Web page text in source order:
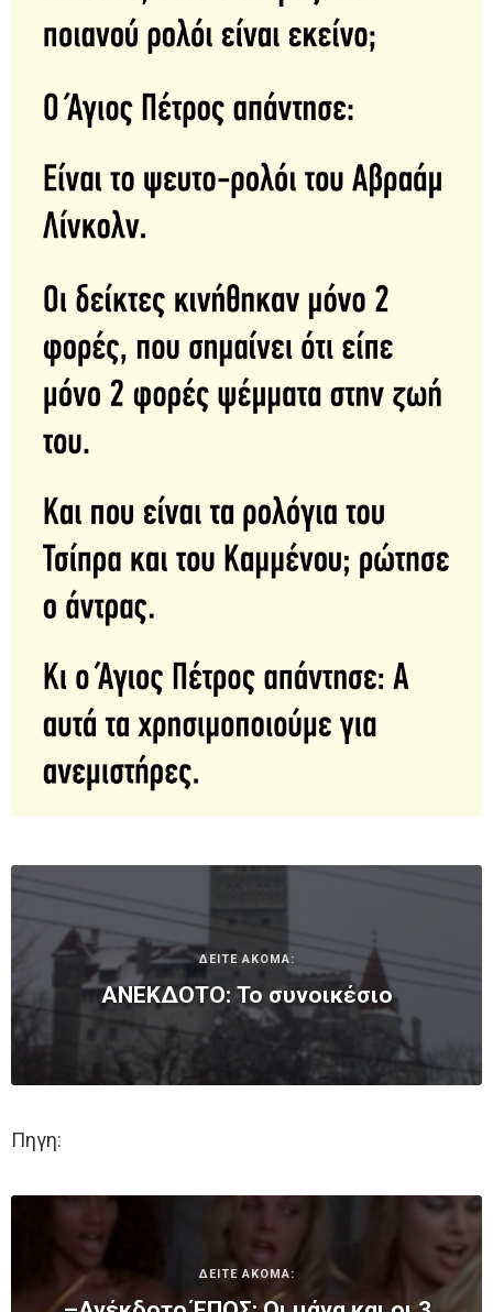
ΔΕΙΤΕ ΑΚΟΜΑ:
ΑΝΕΚΔΟΤΟ: Το συνοικέσιο
Πηγη:
ΔΕΙΤΕ ΑΚΟΜΑ: